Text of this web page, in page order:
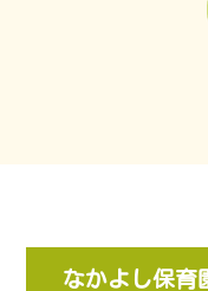
なかよし保育